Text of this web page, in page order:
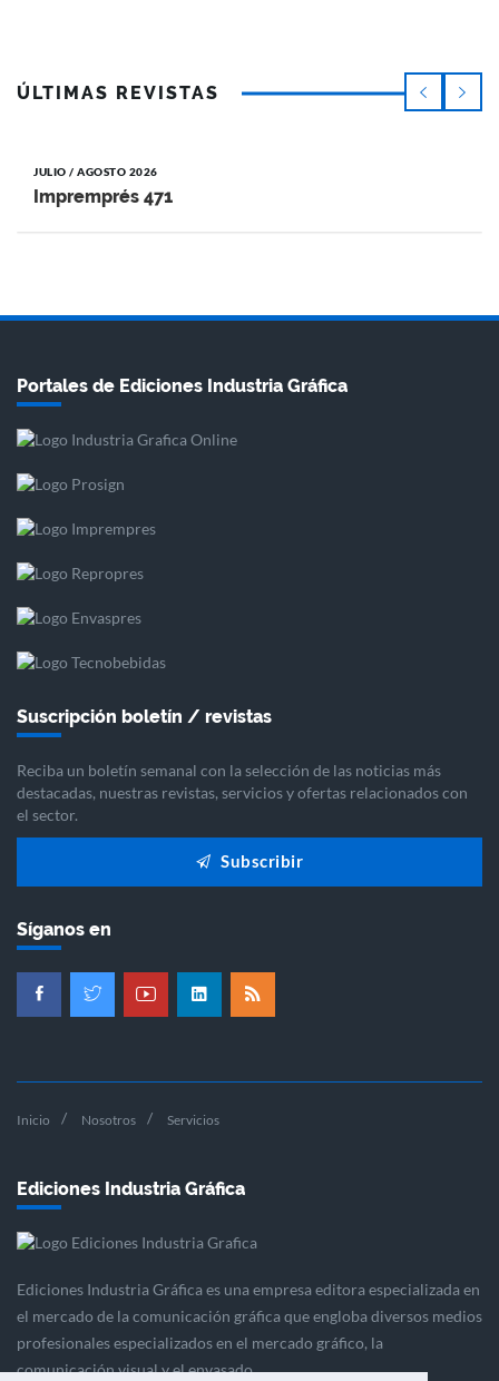
ÚLTIMAS REVISTAS
JULIO / AGOSTO 2026
Impremprés 471
Portales de Ediciones Industria Gráfica
Suscripción boletín / revistas
Reciba un boletín semanal con la selección de las noticias más
destacadas, nuestras revistas, servicios y ofertas relacionados con
el sector.
Subscribir
Síganos en
Inicio Nosotros Servicios
Ediciones Industria Gráfica
Ediciones Industria Gráfica es una empresa editora especializada en
el mercado de la comunicación gráfica que engloba diversos medios
profesionales especializados en el mercado gráfico, la
comunicación visual y el envasado.